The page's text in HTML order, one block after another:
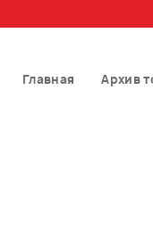
Главная Архив